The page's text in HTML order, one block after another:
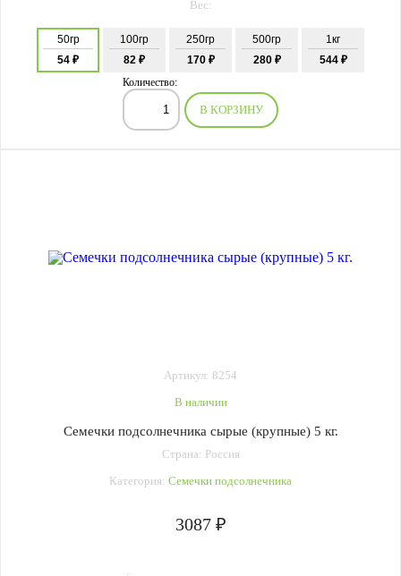
Вес:
50гр
54 ₽
100гр
82 ₽
250гр
170 ₽
500гр
280 ₽
1кг
544 ₽
Количество:
В КОРЗИНУ
Артикул: 8254
В наличии
Семечки подсолнечника сырые (крупные) 5 кг.
Страна: Россия
Категория: Семечки подсолнечника
3087 ₽